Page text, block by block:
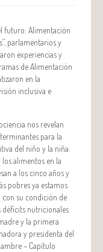
futuro: Alimentación
parlamentarios y
experiencias y
de Alimentación
en la
inclusiva e
nos revelan
para la
del niño y la niña.
alimentos en la
a los cinco años y
pobres ya estamos
con su condición de
nutricionales
y la primera
y presidenta del
– Capítulo